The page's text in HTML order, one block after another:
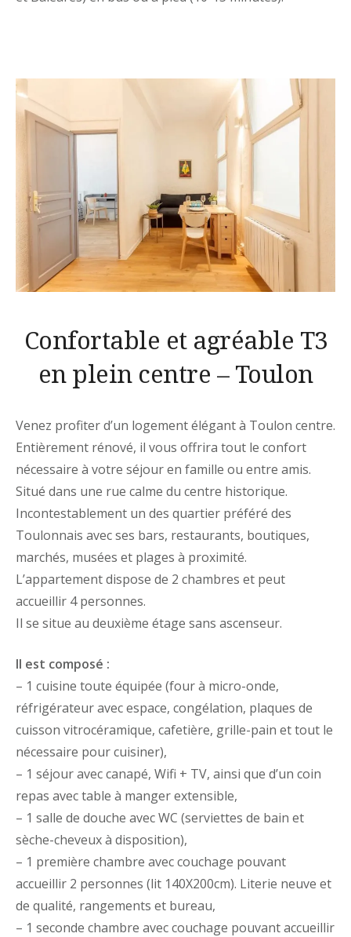
Confortable et agréable T3
en plein centre – Toulon
Venez profiter d’un logement élégant à Toulon centre.
Entièrement rénové, il vous offrira tout le confort
nécessaire à votre séjour en famille ou entre amis.
Situé dans une rue calme du centre historique.
Incontestablement un des quartier préféré des
Toulonnais avec ses bars, restaurants, boutiques,
marchés, musées et plages à proximité.
L’appartement dispose de 2 chambres et peut
accueillir 4 personnes.
Il se situe au deuxième étage sans ascenseur.
Il est composé :
– 1 cuisine toute équipée (four à micro-onde,
réfrigérateur avec espace, congélation, plaques de
cuisson vitrocéramique, cafetière, grille-pain et tout le
nécessaire pour cuisiner),
– 1 séjour avec canapé, Wifi + TV, ainsi que d’un coin
repas avec table à manger extensible,
– 1 salle de douche avec WC (serviettes de bain et
sèche-cheveux à disposition),
– 1 première chambre avec couchage pouvant
accueillir 2 personnes (lit 140X200cm). Literie neuve et
de qualité, rangements et bureau,
– 1 seconde chambre avec couchage pouvant accueillir